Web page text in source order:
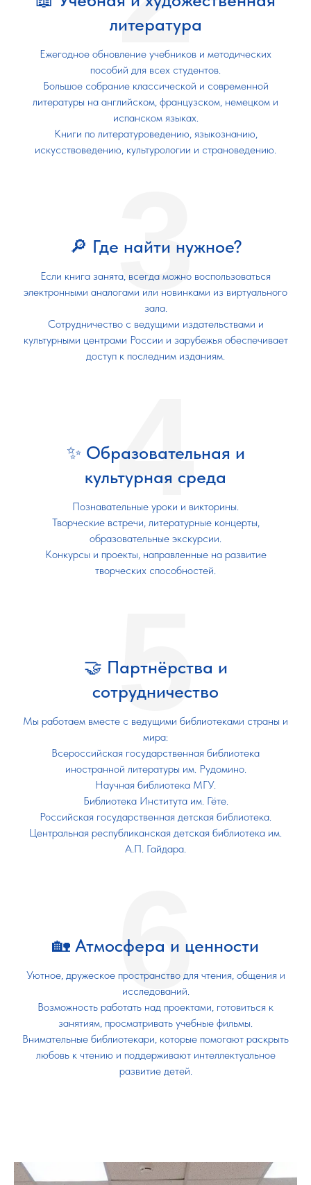
литература
Ежегодное обновление учебников и методических
пособий для всех студентов.
Большое собрание классической и современной
литературы на английском, французском, немецком и
испанском языках.
Книги по литературоведению, языкознанию,
искусствоведению, культурологии и страноведению.
🔎 Где найти нужное?
Если книга занята, всегда можно воспользоваться
электронными аналогами или новинками из виртуального
зала.
Сотрудничество с ведущими издательствами и
культурными центрами России и зарубежья обеспечивает
доступ к последним изданиям.
3
✨ Образовательная и
культурная среда
Познавательные уроки и викторины.
Творческие встречи, литературные концерты,
образовательные экскурсии.
Конкурсы и проекты, направленные на развитие
творческих способностей.
4
🤝 Партнёрства и
сотрудничество
Мы работаем вместе с ведущими библиотеками страны и
мира:
Всероссийская государственная библиотека
иностранной литературы им. Рудомино.
Научная библиотека МГУ.
Библиотека Института им. Гёте.
Российская государственная детская библиотека.
Центральная республиканская детская библиотека им.
А.П. Гайдара.
5
🏡 Атмосфера и ценности
Уютное, дружеское пространство для чтения, общения и
исследований.
Возможность работать над проектами, готовиться к
занятиям, просматривать учебные фильмы.
Внимательные библиотекари, которые помогают раскрыть
любовь к чтению и поддерживают интеллектуальное
развитие детей.
6